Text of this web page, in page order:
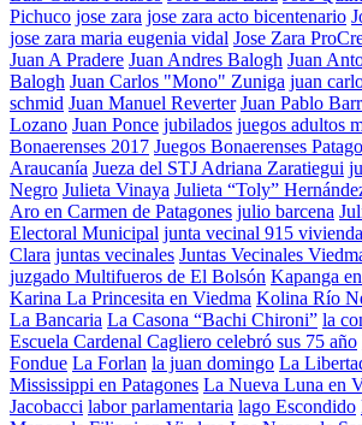
Pichuco jose zara jose zara acto bicentenario
jose zara maria eugenia vidal Jose Zara
Juan A Pradere Juan Andres Balogh Juan
Balogh Juan Carlos "Mono" Zuniga juan
schmid Juan Manuel Reverter Juan Pablo
Lozano Juan Ponce jubilados juegos adultos
Bonaerenses 2017 Juegos Bonaerenses
Araucanía Jueza del STJ Adriana Zaratiegui
Negro Julieta Vinaya Julieta “Toly”
Aro en Carmen de Patagones julio barcena
Electoral Municipal junta vecinal 915
Clara juntas vecinales Juntas Vecinales
juzgado Multifueros de El Bolsón Kapanga
Karina La Princesita en Viedma Kolina Río
La Bancaria La Casona “Bachi Chironi” la
Escuela Cardenal Cagliero celebró sus 75 año
Fondue La Forlan la juan domingo La
Mississippi en Patagones La Nueva Luna en
Jacobacci labor parlamentaria lago Escondido